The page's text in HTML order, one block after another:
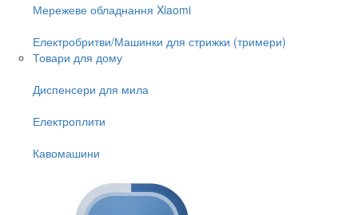
Мережеве обладнання Xiaomi
Електробритви/Машинки для стрижки (тримери)
Товари для дому
Диспенсери для мила
Електроплити
Кавомашини